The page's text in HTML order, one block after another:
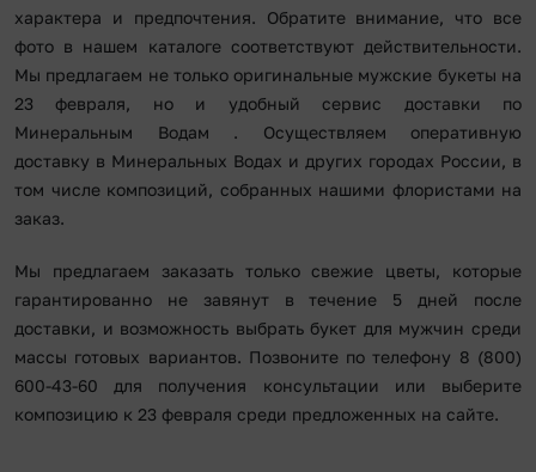
характера и предпочтения. Обратите внимание, что все
фото в нашем каталоге соответствуют действительности.
Мы предлагаем не только оригинальные мужские букеты на
23 февраля, но и удобный сервис доставки по
Минеральным Водам . Осуществляем оперативную
доставку в Минеральных Водах и других городах России, в
том числе композиций, собранных нашими флористами на
заказ.
Мы предлагаем заказать только свежие цветы, которые
гарантированно не завянут в течение 5 дней после
доставки, и возможность выбрать букет для мужчин среди
массы готовых вариантов. Позвоните по телефону 8 (800)
600-43-60 для получения консультации или выберите
композицию к 23 февраля среди предложенных на сайте.